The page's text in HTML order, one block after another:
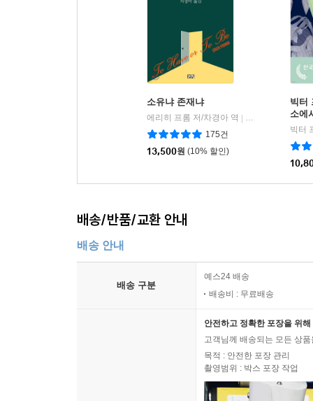
소유냐 존재냐
에리히 프롬 저/차경아 역
까치(까치글방)
175건
13,500원 (10% 할인)
빅터
소에
빅터
배송/반품/교환 안내
배송 안내
배송 구분
예스24 배송
배송비 : 무료배송
안전하고 정확한 포장을 위
고객님께 배송되는 모든 상
목적 : 안전한 포장 관리
촬영범위 : 박스 포장 작업